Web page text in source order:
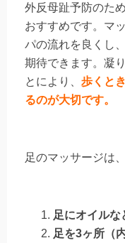
外反母趾予防のた
おすすめです。マ
パの流れを良くし
期待できます。凝
とにより、 歩くと
るのが大切です。
足のマッサージは
足にオイルな
足を3ヶ所（